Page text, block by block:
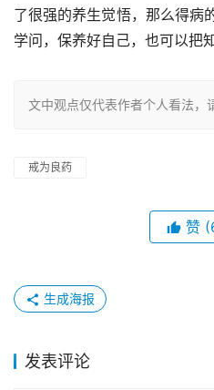
了很强的养生觉悟，那么得病
学问，保养好自己，也可以把
文中观点仅代表作者个人看法，
戒为良药
赞
生成海报
发表评论